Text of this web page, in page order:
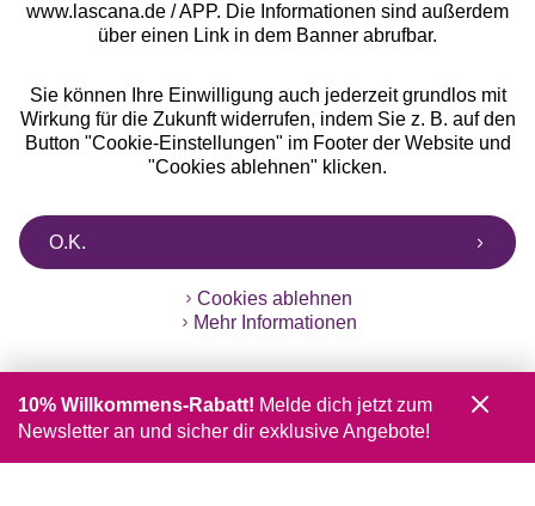
www.lascana.de / APP. Die Informationen sind außerdem
über einen Link in dem Banner abrufbar.
Sie können Ihre Einwilligung auch jederzeit grundlos mit
Wirkung für die Zukunft widerrufen, indem Sie z. B. auf den
Button "Cookie-Einstellungen" im Footer der Website und
"Cookies ablehnen" klicken.
O.K.
Cookies ablehnen
Mehr Informationen
10% Willkommens-Rabatt! Melde dich jetzt zum
Newsletter an und sicher dir exklusive Angebote!